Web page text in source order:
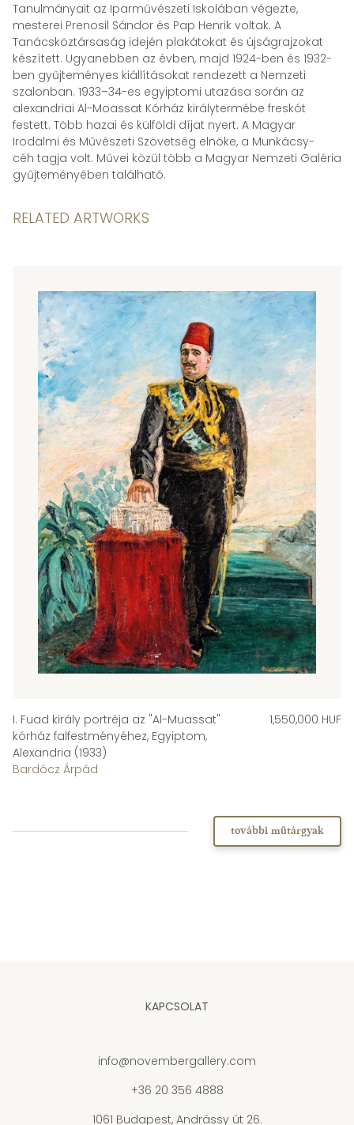
Tanulmányait az Iparművészeti Iskolában végezte,
mesterei Prenosil Sándor és Pap Henrik voltak. A
Tanácsköztársaság idején plakátokat és újságrajzokat
készített. Ugyanebben az évben, majd 1924-ben és 1932-
ben gyűjteményes kiállításokat rendezett a Nemzeti
szalonban. 1933–34-es egyiptomi utazása során az
alexandriai Al-Moassat Kórház királytermébe freskót
festett. Több hazai és külföldi díjat nyert. A Magyar
Irodalmi és Művészeti Szövetség elnöke, a Munkácsy-
céh tagja volt. Művei közül több a Magyar Nemzeti Galéria
gyűjteményében található.
RELATED ARTWORKS
I. Fuad király portréja az "Al-Muassat"
kórház falfestményéhez, Egyiptom,
Alexandria (1933)
Bardócz Árpád
1,550,000 HUF
további műtárgyak
KAPCSOLAT
info@novembergallery.com
+36 20 356 4888
1061 Budapest, Andrássy út 26.